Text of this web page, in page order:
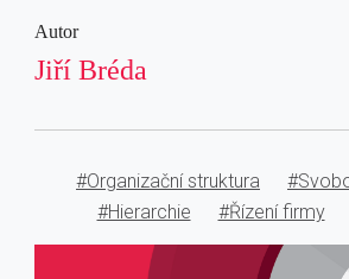
Autor
Jiří Bréda
#Organizační struktura
#Hierarchie
#Řízení firmy